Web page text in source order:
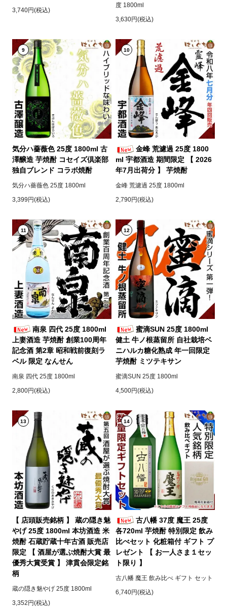
3,740円(税込)
度 1800ml
3,630円(税込)
9
気分ハ薔薇色 25度 1800ml 古
澤醸造 芋焼酎 コセイズ倶楽部
独自ブレンド コラボ焼酎
気分ハ薔薇色 25度 1800ml
3,399円(税込)
10
金峰 荒濾過 25度 1800
ml 宇都酒造 期間限定 【 2026
年7月出荷分 】 芋焼酎
金峰 荒濾過 25度 1800ml
2,790円(税込)
11
南泉 四代 25度 1800ml
上妻酒造 芋焼酎 創業100周年
記念酒 第2章 昭和戦前復刻ラ
ベル 限定 なんせん
南泉 四代 25度 1800ml
2,800円(税込)
12
蜜滴SUN 25度 1800ml
健土 牛ノ根蒸留所 自社栽培ベ
ニハルカ糖化熟成 年一回限定
芋焼酎 ミツテキサン
蜜滴SUN 25度 1800ml
4,500円(税込)
13
【 店頭販売銘柄 】 蔵の隠き魅
やげ 25度 1800ml 本坊酒造 米
焼酎 石蔵貯蔵十年古酒 販売店
限定 【 酒屋が選ぶ焼酎大賞 最
優秀大賞受賞 】 津貫会限定銘
柄
蔵の隠き魅やげ 25度 1800ml
3,352円(税込)
14
古八幡 37度 魔王 25度
各720ml 芋焼酎 特別限定 飲み
比べセット 化粧箱付 ギフト プ
レゼント 【 お一人さま１セッ
ト限り 】
古八幡 魔王 飲み比べ ギフト セット
6,740円(税込)